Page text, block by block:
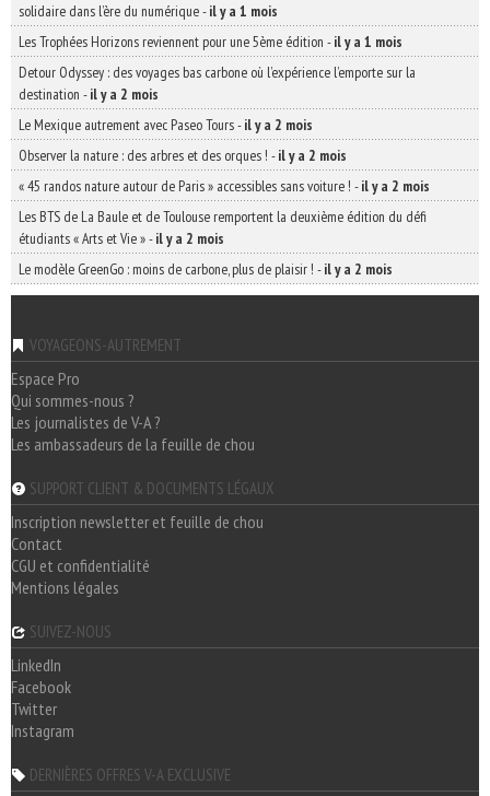
solidaire dans l’ère du numérique-il y a 1 mois
Les Trophées Horizons reviennent pour une 5ème édition -il y a 1 mois
Detour Odyssey : des voyages bas carbone où l’expérience l’emporte sur la
destination -il y a 2 mois
Le Mexique autrement avec Paseo Tours-il y a 2 mois
Observer la nature : des arbres et des orques ! -il y a 2 mois
« 45 randos nature autour de Paris » accessibles sans voiture ! -il y a 2 mois
Les BTS de La Baule et de Toulouse remportent la deuxième édition du défi
étudiants « Arts et Vie »-il y a 2 mois
Le modèle GreenGo : moins de carbone, plus de plaisir ! -il y a 2 mois
VOYAGEONS-AUTREMENT
Espace Pro
Qui sommes-nous ?
Les journalistes de V-A ?
Les ambassadeurs de la feuille de chou
SUPPORT CLIENT & DOCUMENTS LÉGAUX
Inscription newsletter et feuille de chou
Contact
CGU et confidentialité
Mentions légales
SUIVEZ-NOUS
LinkedIn
Facebook
Twitter
Instagram
DERNIÈRES OFFRES V-A EXCLUSIVE